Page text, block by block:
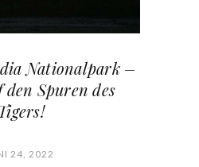
Nationalpark –
den Spuren des
24, 2022